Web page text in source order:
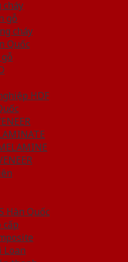
cháy
gỗ
cháy
Quốc
HDF
Hàn Quốc
cấp
Loan